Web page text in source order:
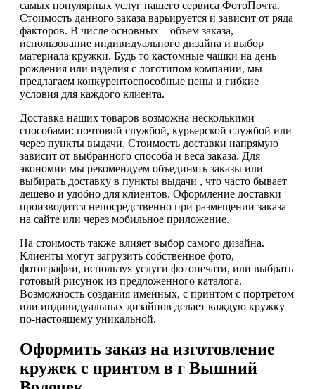
самых популярных услуг нашего сервиса ФотоПочта.
Стоимость данного заказа варьируется и зависит от ряда
факторов. В числе основных – объем заказа,
использование индивидуального дизайна и выбор
материала кружки. Будь то кастомные чашки на день
рождения или изделия с логотипом компании, мы
предлагаем конкурентоспособные цены и гибкие
условия для каждого клиента.
Доставка наших товаров возможна несколькими
способами: почтовой службой, курьерской службой или
через пункты выдачи. Стоимость доставки напрямую
зависит от выбранного способа и веса заказа. Для
экономии мы рекомендуем объединять заказы или
выбирать доставку в пункты выдачи , что часто бывает
дешево и удобно для клиентов. Оформление доставки
производится непосредственно при размещении заказа
на сайте или через мобильное приложение.
На стоимость также влияет выбор самого дизайна.
Клиенты могут загрузить собственное фото,
фотографии, используя услуги фотопечати, или выбрать
готовый рисунок из предложенного каталога.
Возможность создания именных, с принтом с портретом
или индивидуальных дизайнов делает каждую кружку
по-настоящему уникальной.
Оформить заказ на изготовление
кружек с принтом в г Вышний